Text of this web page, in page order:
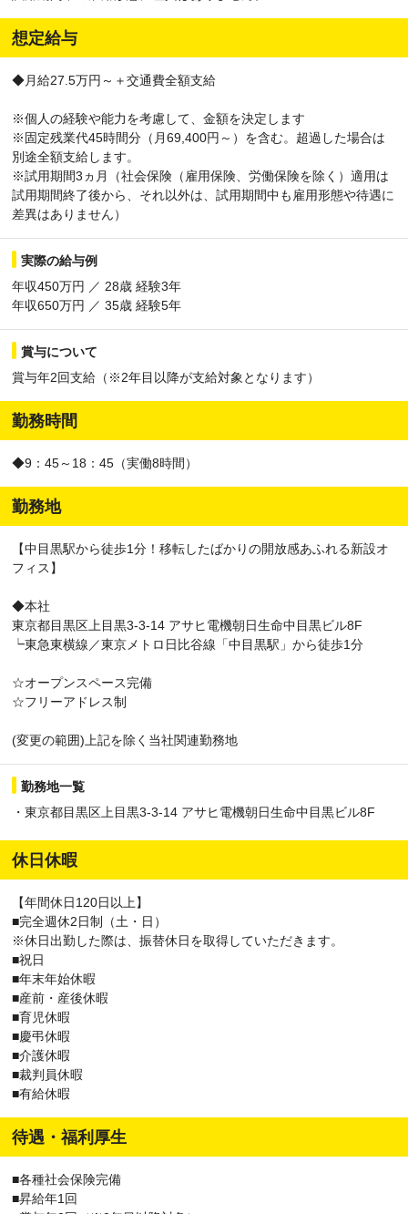
想定給与
◆月給27.5万円～＋交通費全額支給
※個人の経験や能力を考慮して、金額を決定します
※固定残業代45時間分（月69,400円～）を含む。超過した場合は
別途全額支給します。
※試用期間3ヵ月（社会保険（雇用保険、労働保険を除く）適用は
試用期間終了後から、それ以外は、試用期間中も雇用形態や待遇に
差異はありません）
実際の給与例
年収450万円 ／ 28歳 経験3年
年収650万円 ／ 35歳 経験5年
賞与について
賞与年2回支給（※2年目以降が支給対象となります）
勤務時間
◆9：45～18：45（実働8時間）
勤務地
【中目黒駅から徒歩1分！移転したばかりの開放感あふれる新設オ
フィス】
◆本社
東京都目黒区上目黒3-3-14 アサヒ電機朝日生命中目黒ビル8F
┕東急東横線／東京メトロ日比谷線「中目黒駅」から徒歩1分
☆オープンスペース完備
☆フリーアドレス制
(変更の範囲)上記を除く当社関連勤務地
勤務地一覧
・東京都目黒区上目黒3-3-14 アサヒ電機朝日生命中目黒ビル8F
休日休暇
【年間休日120日以上】
■完全週休2日制（土・日）
※休日出勤した際は、振替休日を取得していただきます。
■祝日
■年末年始休暇
■産前・産後休暇
■育児休暇
■慶弔休暇
■介護休暇
■裁判員休暇
■有給休暇
待遇・福利厚生
■各種社会保険完備
■昇給年1回